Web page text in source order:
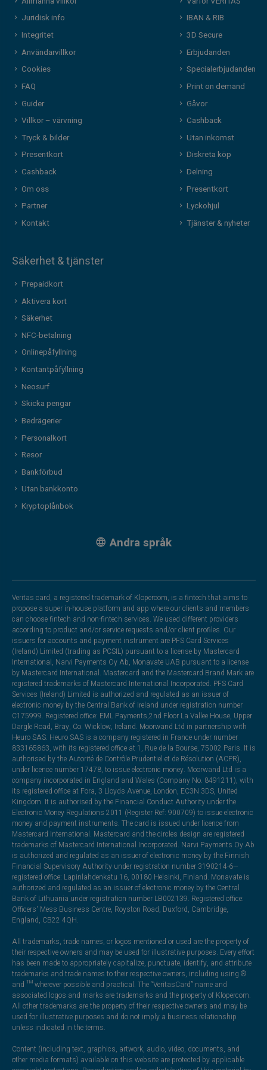
Juridisk info
Integritet
Användarvillkor
Cookies
FAQ
Guider
Villkor – värvning
Tryck & bilder
Presentkort
Cashback
Om oss
Partner
Kontakt
IBAN & RIB
3D Secure
Erbjudanden
Specialerbjudanden
Print on demand
Gåvor
Cashback
Utan inkomst
Diskreta köp
Delning
Presentkort
Lyckohjul
Tjänster & nyheter
Säkerhet & tjänster
Prepaidkort
Aktivera kort
Säkerhet
NFC-betalning
Onlinepåfyllning
Kontantpåfyllning
Neosurf
Skicka pengar
Bedrägerier
Personalkort
Resor
Bankförbud
Utan bankkonto
Kryptoplånbok
Andra språk
Veritas card, a registered trademark of Klopercom, is a fintech that aims to
propose a super in-house platform and app where our clients and members
can choose fintech and non-fintech services. We used different providers
according to product and/or service requests and/or client profiles. Our
issuers for accounts and payment instrument are PFS Card Services
(Ireland) Limited (trading as PCSIL) pursuant to a license by Mastercard
International, Narvi Payments Oy Ab, Monavate UAB pursuant to a license
by Mastercard International. Mastercard and the Mastercard Brand Mark are
registered trademarks of Mastercard International Incorporated. PFS Card
Services (Ireland) Limited is authorized and regulated as an issuer of
electronic money by the Central Bank of Ireland under registration number
C175999. Registered office: EML Payments,2nd Floor La Vallee House, Upper
Dargle Road, Bray, Co. Wicklow, Ireland. Moorwand Ltd in partnership with
Heuro SAS. Heuro SAS is a company registered in France under number
833165863, with its registered office at 1, Rue de la Bourse, 75002 Paris. It is
authorised by the Autorité de Contrôle Prudentiel et de Résolution (ACPR),
under licence number 17478, to issue electronic money. Moorwand Ltd is a
company incorporated in England and Wales (Company No. 8491211), with
its registered office at Fora, 3 Lloyds Avenue, London, EC3N 3DS, United
Kingdom. It is authorised by the Financial Conduct Authority under the
Electronic Money Regulations 2011 (Register Ref: 900709) to issue electronic
money and payment instruments. The card is issued under licence from
Mastercard International. Mastercard and the circles design are registered
trademarks of Mastercard International Incorporated. Narvi Payments Oy Ab
is authorized and regulated as an issuer of electronic money by the Finnish
Financial Supervisory Authority under registration number 3190214-6—
registered office: Lapinlahdenkatu 16, 00180 Helsinki, Finland. Monavate is
authorized and regulated as an issuer of electronic money by the Central
Bank of Lithuania under registration number LB002139. Registered office:
Officers' Mess Business Centre, Royston Road, Duxford, Cambridge,
England, CB22 4QH.
All trademarks, trade names, or logos mentioned or used are the property of
their respective owners and may be used for illustrative purposes. Every effort
has been made to appropriately capitalize, punctuate, identify, and attribute
trademarks and trade names to their respective owners, including using ®
and ™ wherever possible and practical. The “VeritasCard” name and
associated logos and marks are trademarks and the property of Klopercom.
All other trademarks are the property of their respective owners and may be
used for illustrative purposes and do not imply a business relationship
unless indicated in the terms.
Content (including text, graphics, artwork, audio, video, documents, and
other media formats) available on this website are protected by applicable